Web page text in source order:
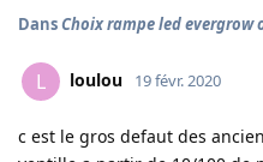
DansChoix rampe led evergrow
L loulou 19 févr. 2020
c est le gros defaut des